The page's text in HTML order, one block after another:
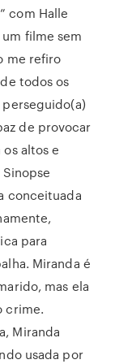
com Halle
filme sem
me refiro
todos os
de provocar
altos e
conceituada
para
Miranda é
mas ela
crime.
Miranda
usada por